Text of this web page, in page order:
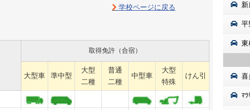
学校ページに戻る
取得免許（合宿）
大型車 準中型
大型
二種
普通
二種
中型車
大型
特殊
けん引
平
東
喜
ﾏ